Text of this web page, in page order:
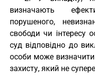
визначають
порушеного,
свободи чи інтересу
суд відповідно до
особи може визначити
захисту, який не